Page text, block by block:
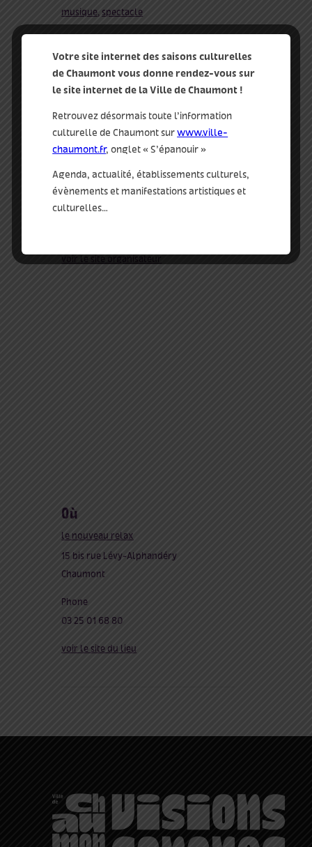
musique, spectacle
https://billetterie-
nouveaurelax.mapado.com
qui
le nouveau relax
03 25 01 68 80
E-mail
voir le site organisateur
où
le nouveau relax
15 bis rue Lévy-Alphandéry
Chaumont
Phone
03 25 01 68 80
voir le site du lieu
Votre site internet des saisons culturelles
de Chaumont vous donne rendez-vous sur
le site internet de la Ville de Chaumont !
Retrouvez désormais toute l’information
culturelle de Chaumont surwww.ville-
chaumont.fr, onglet « S’épanouir »
Agenda, actualité, établissements culturels,
évènements et manifestations artistiques et
culturelles…